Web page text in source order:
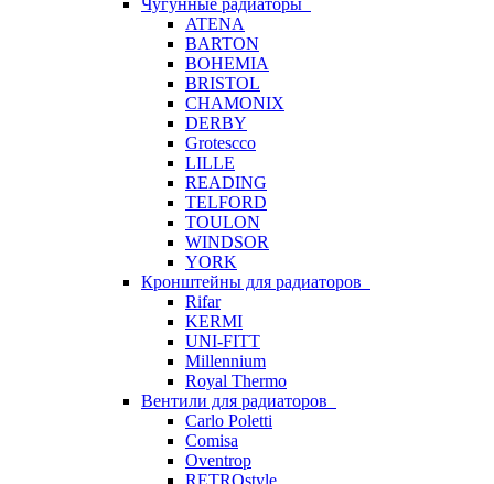
Чугунные радиаторы
ATENA
BARTON
BOHEMIA
BRISTOL
CHAMONIX
DERBY
Grotescco
LILLE
READING
TELFORD
TOULON
WINDSOR
YORK
Кронштейны для радиаторов
Rifar
KERMI
UNI-FITT
Millennium
Royal Thermo
Вентили для радиаторов
Carlo Poletti
Comisa
Oventrop
RETROstyle